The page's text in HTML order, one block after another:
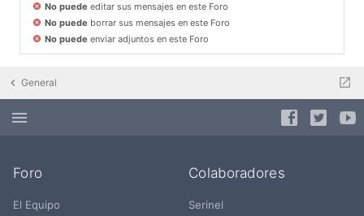
No puede editar sus mensajes en este Foro
No puede borrar sus mensajes en este Foro
No puede enviar adjuntos en este Foro
General
Foro
El Equipo
Colaboradores
Serinel